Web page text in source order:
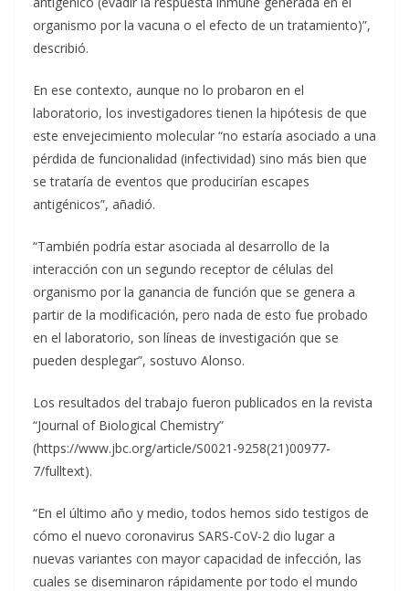
organismo por la vacuna o el efecto de un tratamiento)”,
describió.
En ese contexto, aunque no lo probaron en el
laboratorio, los investigadores tienen la hipótesis de que
este envejecimiento molecular “no estaría asociado a una
pérdida de funcionalidad (infectividad) sino más bien que
se trataría de eventos que producirían escapes
antigénicos”, añadió.
“También podría estar asociada al desarrollo de la
interacción con un segundo receptor de células del
organismo por la ganancia de función que se genera a
partir de la modificación, pero nada de esto fue probado
en el laboratorio, son líneas de investigación que se
pueden desplegar”, sostuvo Alonso.
Los resultados del trabajo fueron publicados en la revista
“Journal of Biological Chemistry”
(https://www.jbc.org/article/S0021-9258(21)00977-
7/fulltext).
“En el último año y medio, todos hemos sido testigos de
cómo el nuevo coronavirus SARS-CoV-2 dio lugar a
nuevas variantes con mayor capacidad de infección, las
cuales se diseminaron rápidamente por todo el mundo